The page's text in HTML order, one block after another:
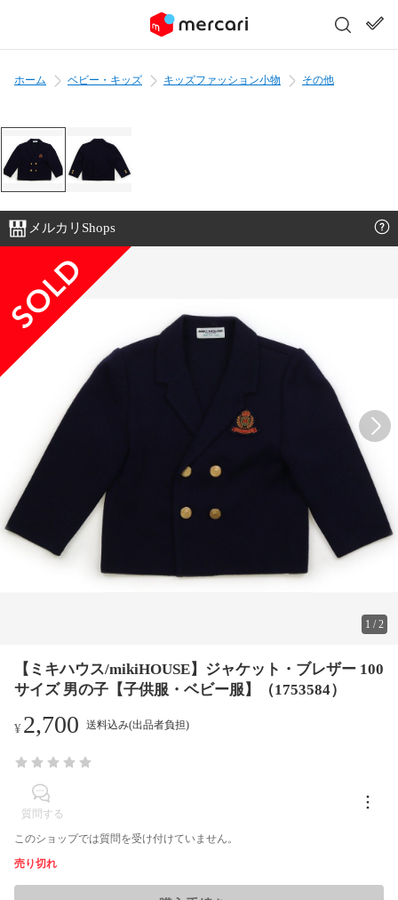
ホーム ベビー・キッズ キッズファッション小物 その他
メルカリShops
1 /2
【ミキハウス/mikiHOUSE】ジャケット・ブレザー 100
サイズ 男の子【子供服・ベビー服】（1753584）
¥2,700 送料込み(出品者負担)
質問する
このショップでは質問を受け付けていません。
売り切れ